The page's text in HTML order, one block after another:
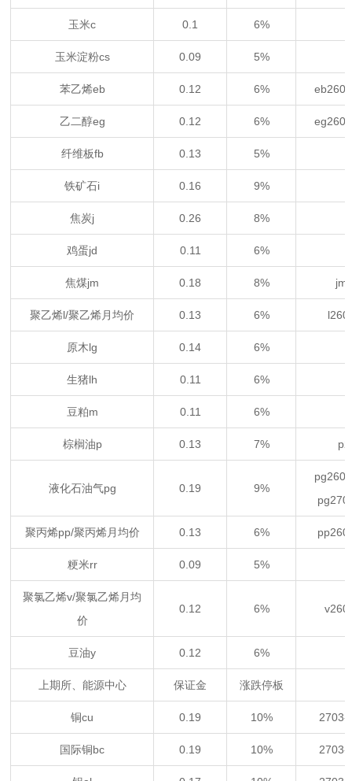
玉米c 0.1 6%
玉米淀粉cs 0.09 5%
苯乙烯eb 0.12 6%
乙二醇eg 0.12 6%
纤维板fb 0.13 5%
铁矿石i 0.16 9%
焦炭j 0.26 8%
鸡蛋jd 0.11 6%
焦煤jm 0.18 8%
聚乙烯l/聚乙烯月均价 0.13 6%
原木lg 0.14 6%
生猪lh 0.11 6%
豆粕m 0.11 6%
棕榈油p 0.13 7%
液化石油气pg 0.19 9%
聚丙烯pp/聚丙烯月均价 0.13 6%
粳米rr 0.09 5%
聚氯乙烯v/聚氯乙烯月均
价
0.12 6%
豆油y 0.12 6%
上期所、能源中心 保证金 涨跌停板
铜cu 0.19 10% 2703-
国际铜bc 0.19 10% 2703-